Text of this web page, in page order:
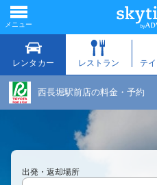
西長堀駅前店の料金・予約
出発・返却場所